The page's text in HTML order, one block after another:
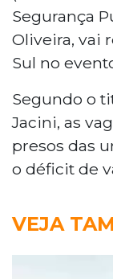
Segurança
Oliveira, vai
Sul no
Segundo o
Jacini, as
presos das
o déficit de
VEJA